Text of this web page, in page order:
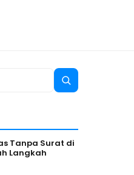
Search
Tanpa Surat di
Langkah